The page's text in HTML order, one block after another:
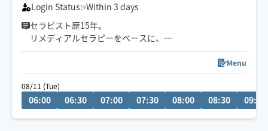
Login Status: Within 3 days
セラピスト歴15年。
リメディアルセラピーをベースに、
身体の深部からゆるめながら
やさしくしっかり効く💪
ただ疲れを取るだけじゃなく、
「力を抜く感覚」を思い出す時間を。
Menu
08/11 (Tue)
06:00 06:30 07:00 07:30 08:00 08:30 09:00